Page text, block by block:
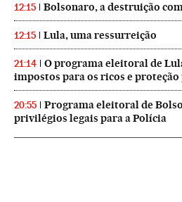
12:15 Bolsonaro, a destruição
12:15 Lula, uma ressurreição
21:14
O programa eleitoral de
impostos para os ricos e
20:55
Programa eleitoral de
privilégios legais para a Polícia